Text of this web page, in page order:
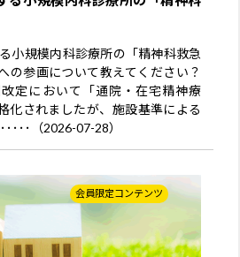
小規模内科診療所の「精神科救急
の参画について教えてください？
定において「通院・在宅精神療
化されましたが、施設基準による
･･･（2026-07-28）
会員限定コンテンツ